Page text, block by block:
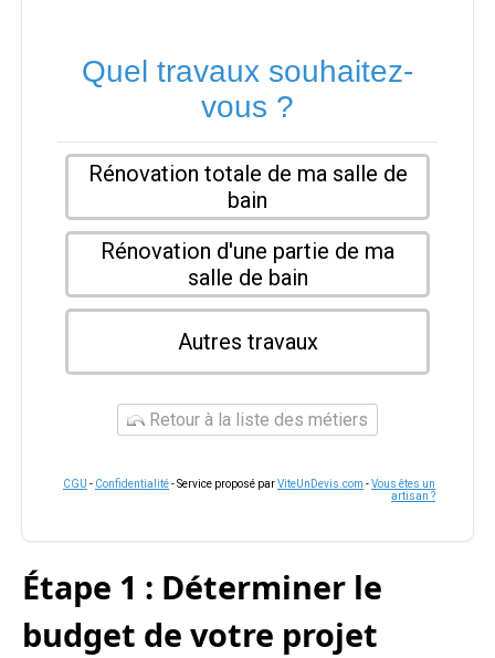
Quel travaux souhaitez-
vous ?
Rénovation totale de ma salle de
bain
Rénovation d'une partie de ma
salle de bain
Autres travaux
Retour à la liste des métiers
CGU - Confidentialité- Service proposé parViteUnDevis.com -Vous êtes un
artisan ?
Étape 1 : Déterminer le
budget de votre projet